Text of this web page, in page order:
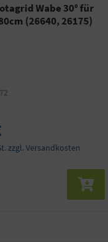
Wabe 30° für
(26640, 26175)
zzgl. Versandkosten